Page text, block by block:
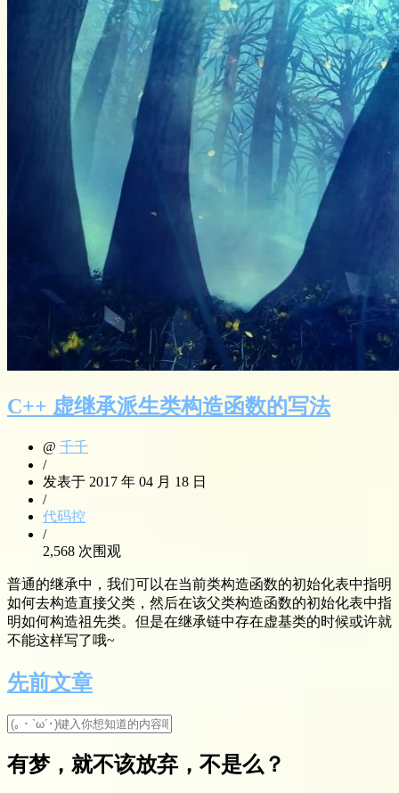
C++ 虚继承派生类构造函数的写法
@ 千千
/
发表于 2017 年 04 月 18 日
/
代码控
/
2,568 次围观
普通的继承中，我们可以在当前类构造函数的初始化表中指明
如何去构造直接父类，然后在该父类构造函数的初始化表中指
明如何构造祖先类。但是在继承链中存在虚基类的时候或许就
不能这样写了哦~
先前文章
有梦，就不该放弃，不是么？